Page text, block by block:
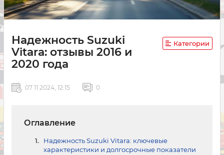
Надежность Suzuki
Vitara: отзывы 2016 и
2020 года
Категории
07 11 2024, 12:15 0
Оглавление
Надежность Suzuki Vitara: ключевые
характеристики и долгосрочные показатели